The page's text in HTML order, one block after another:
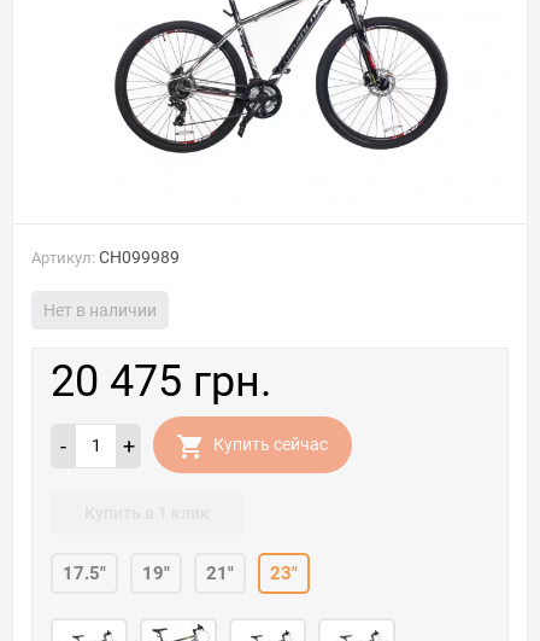
Артикул: CH099989
Нет в наличии
20 475 грн.
- + Купить сейчас
17.5" 19" 21" 23"